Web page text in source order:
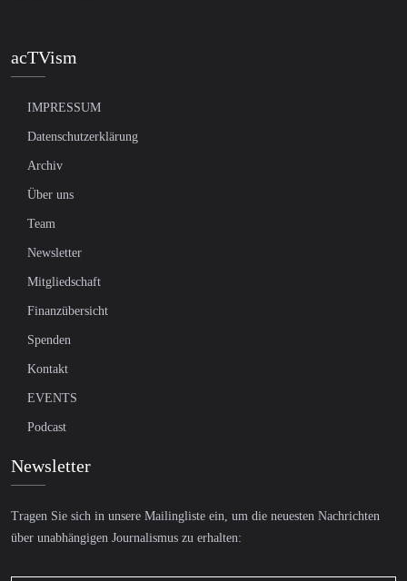
acTVism
IMPRESSUM
Datenschutzerklärung
Archiv
Über uns
Team
Newsletter
Mitgliedschaft
Finanzübersicht
Spenden
Kontakt
EVENTS
Podcast
Newsletter
Tragen Sie sich in unsere Mailingliste ein, um die neuesten Nachrichten
über unabhängigen Journalismus zu erhalten: